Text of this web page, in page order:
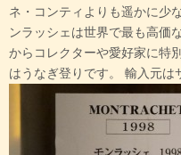
ネ・コンティよりも遥かに少
ンラッシェは世界で最も高価
からコレクターや愛好家に特
はうなぎ登りです。 輸入元は